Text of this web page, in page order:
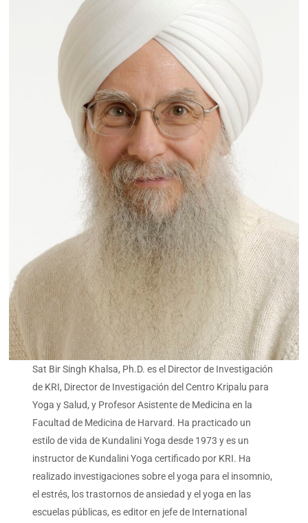
Sat Bir Singh Khalsa, Ph.D. es el Director de Investigación
de KRI, Director de Investigación del Centro Kripalu para
Yoga y Salud, y Profesor Asistente de Medicina en la
Facultad de Medicina de Harvard. Ha practicado un
estilo de vida de Kundalini Yoga desde 1973 y es un
instructor de Kundalini Yoga certificado por KRI. Ha
realizado investigaciones sobre el yoga para el insomnio,
el estrés, los trastornos de ansiedad y el yoga en las
escuelas públicas, es editor en jefe de International